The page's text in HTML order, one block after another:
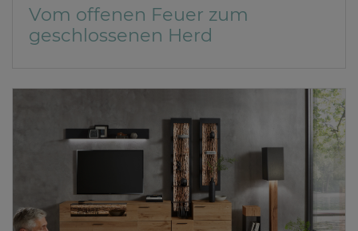
Vom offenen Feuer zum
geschlossenen Herd